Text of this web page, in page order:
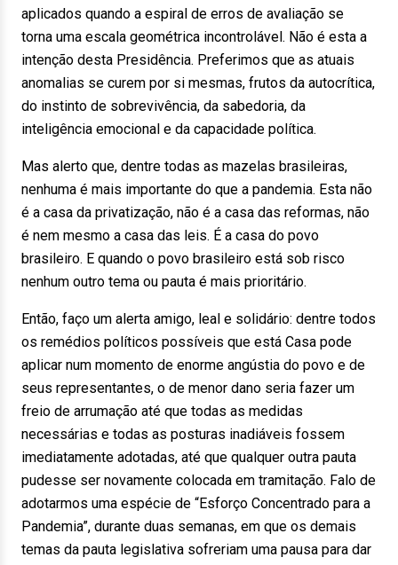
aplicados quando a espiral de erros de avaliação se
torna uma escala geométrica incontrolável. Não é esta a
intenção desta Presidência. Preferimos que as atuais
anomalias se curem por si mesmas, frutos da autocrítica,
do instinto de sobrevivência, da sabedoria, da
inteligência emocional e da capacidade política.
Mas alerto que, dentre todas as mazelas brasileiras,
nenhuma é mais importante do que a pandemia. Esta não
é a casa da privatização, não é a casa das reformas, não
é nem mesmo a casa das leis. É a casa do povo
brasileiro. E quando o povo brasileiro está sob risco
nenhum outro tema ou pauta é mais prioritário.
Então, faço um alerta amigo, leal e solidário: dentre todos
os remédios políticos possíveis que está Casa pode
aplicar num momento de enorme angústia do povo e de
seus representantes, o de menor dano seria fazer um
freio de arrumação até que todas as medidas
necessárias e todas as posturas inadiáveis fossem
imediatamente adotadas, até que qualquer outra pauta
pudesse ser novamente colocada em tramitação. Falo de
adotarmos uma espécie de “Esforço Concentrado para a
Pandemia”, durante duas semanas, em que os demais
temas da pauta legislativa sofreriam uma pausa para dar